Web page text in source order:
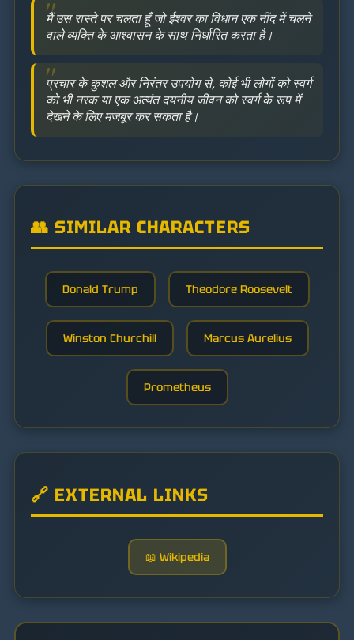
मैं उस रास्ते पर चलता हूँ जो ईश्वर का विधान एक नींद में चलने
वाले व्यक्ति के आश्वासन के साथ निर्धारित करता है।
प्रचार के कुशल और निरंतर उपयोग से, कोई भी लोगों को स्वर्ग
को भी नरक या एक अत्यंत दयनीय जीवन को स्वर्ग के रूप में
देखने के लिए मजबूर कर सकता है।
👥 SIMILAR CHARACTERS
Donald Trump Theodore Roosevelt
Winston Churchill Marcus Aurelius
Prometheus
🔗 EXTERNAL LINKS
📖 Wikipedia